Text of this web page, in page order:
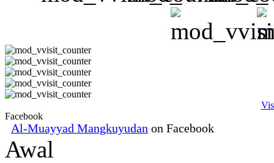
Facebook
Al-Muayyad Mangkuyudan on Facebook
Awal